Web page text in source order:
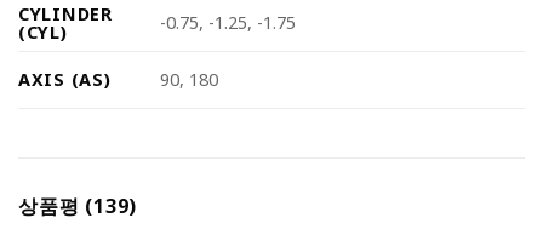
CYLINDER
(CYL) -0.75, -1.25, -1.75
AXIS (AS) 90, 180
상품평 (139)